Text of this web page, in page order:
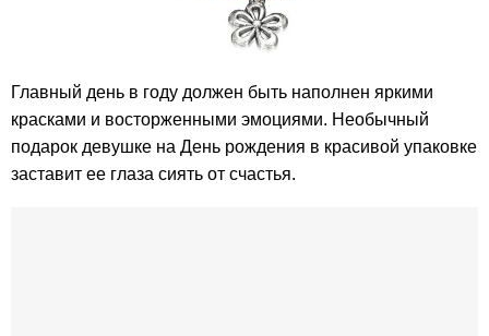
Главный день в году должен быть наполнен яркими
красками и восторженными эмоциями. Необычный
подарок девушке на День рождения в красивой упаковке
заставит ее глаза сиять от счастья.